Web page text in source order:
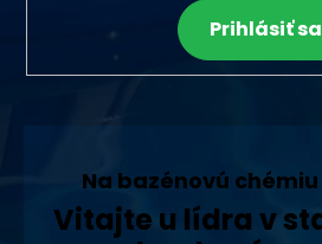
Prihlásiť sa
Na bazénovú
Vitajte u lídra v